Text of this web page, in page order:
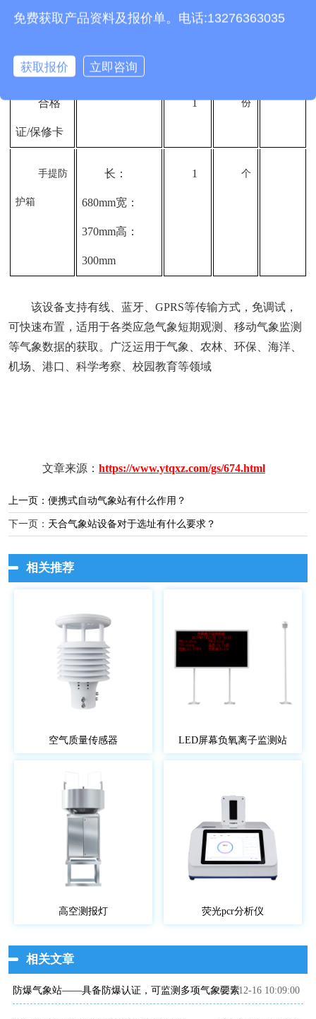
书
合格
证/保修卡
1 份
手提防
护箱
长：
680mm宽：
370mm高：
300mm
1 个
该设备支持有线、蓝牙、GPRS等传输方式，免调试，
可快速布置，适用于各类应急气象短期观测、移动气象监测
等气象数据的获取。广泛运用于气象、农林、环保、海洋、
机场、港口、科学考察、校园教育等领域
文章来源： https://www.ytqxz.com/gs/674.html
上一页： 便携式自动气象站有什么作用？
下一页： 天合气象站设备对于选址有什么要求？
相关推荐
空气质量传感器 LED屏幕负氧离子监测站
高空测报灯 荧光pcr分析仪
相关文章
防爆气象站——具备防爆认证，可监测多项气象要素2025-12-16 10:09:00
免费获取产品资料及报价单。电话:13276363035
获取报价 立即咨询